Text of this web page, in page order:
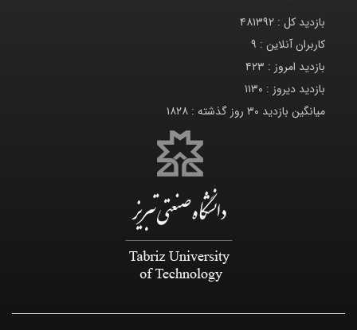
بازدید کل : ۴۸۱۳۹۲
کاربران آنلاین : ۹
بازدید امروز : ۴۲۳
بازدید دیروز : ۱۱۳۰
میانگین بازدید ۳۰ روز گذشته :
۱۸۲۸